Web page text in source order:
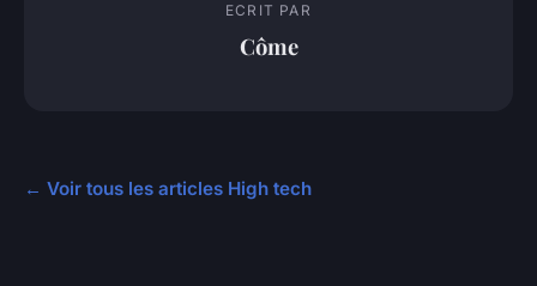
ECRIT PAR
Côme
← Voir tous les articles High tech